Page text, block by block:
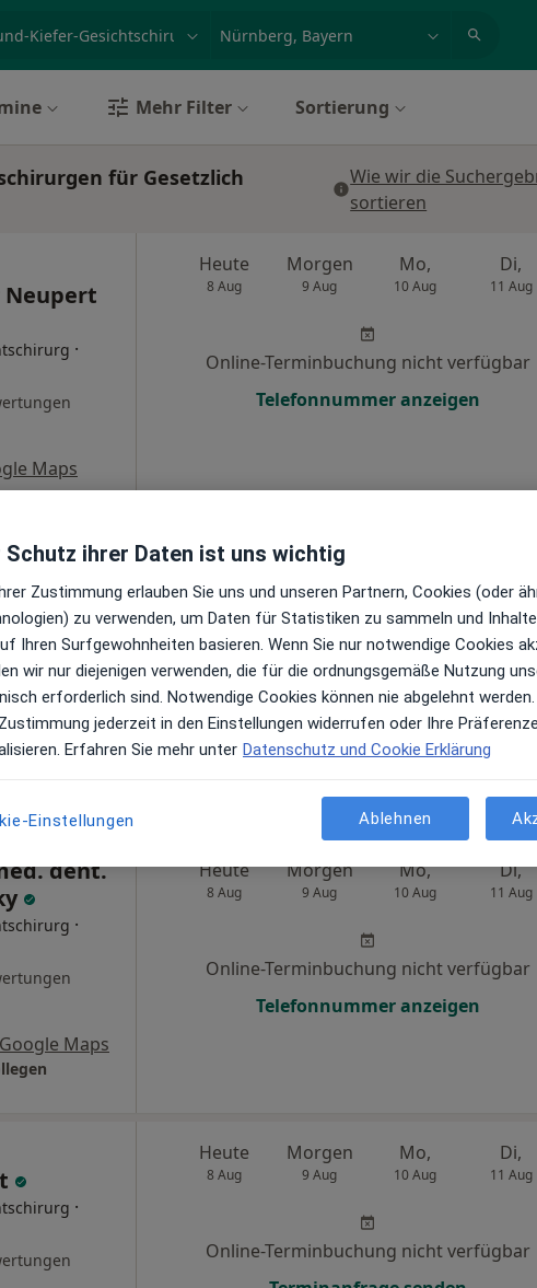
Mehr Filter Sortierung
für Gesetzlich
Wie wir die
sortieren
Neupert
·
Maps
Heute
8 Aug
Morgen
9 Aug
Mo,
10 Aug
Di,
11 Aug
Online-Terminbuchung nicht verfügbar
Telefonnummer anzeigen
Dr. med.
Chirurg·
Maps
Heute Morgen
10 Aug 11 Aug
Online-Terminbuchung nicht verfügbar
Telefonnummer anzeigen
dent.
·
Maps
Heute
8 Aug
Morgen
9 Aug
Mo,
10 Aug
Di,
11 Aug
Online-Terminbuchung nicht verfügbar
Telefonnummer anzeigen
·
Heute
8 Aug
Morgen
9 Aug
Mo,
10 Aug
Di,
11 Aug
Online-Terminbuchung nicht verfügbar
Schutz ihrer Daten ist uns wichtig
Zustimmung erlauben Sie uns und unseren Partnern, Cookies (oder
zu verwenden, um Daten für Statistiken zu sammeln und
Ihren Surfgewohnheiten basieren. Wenn Sie nur notwendige Cookies
wir nur diejenigen verwenden, die für die ordnungsgemäße Nutzung
erforderlich sind. Notwendige Cookies können nie abgelehnt werden.
jederzeit in den Einstellungen widerrufen oder Ihre
Erfahren Sie mehr unter Datenschutz und Cookie Erklärung
Einstellungen Ablehnen